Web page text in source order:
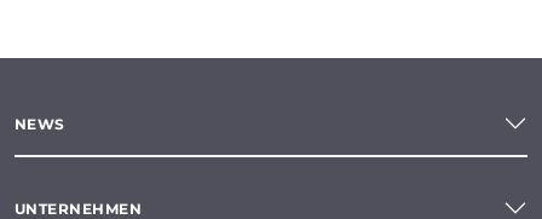
NEWS
UNTERNEHMEN